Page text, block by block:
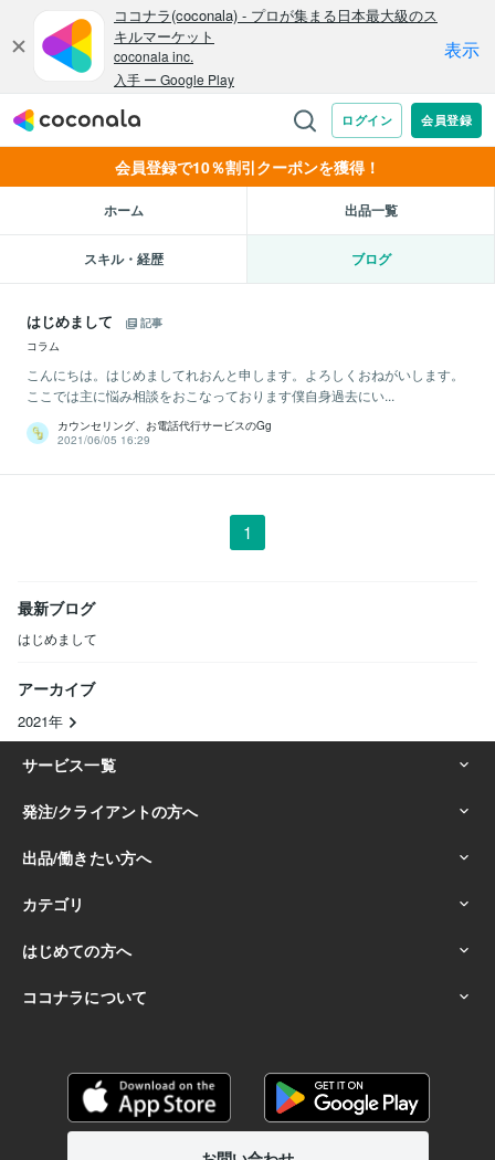
会員登録で10％割引クーポンを獲得！
ホーム 出品一覧
スキル・経歴 ブログ
はじめまして
記事
コラム
こんにちは。はじめましてれおんと申します。よろしくおねがいします。
ここでは主に悩み相談をおこなっております僕自身過去にい...
カウンセリング、お電話代行サービスのGg
2021/06/05 16:29
1
最新ブログ
はじめまして
アーカイブ
2021年